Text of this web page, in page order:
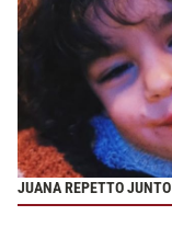
JUANA REPETTO